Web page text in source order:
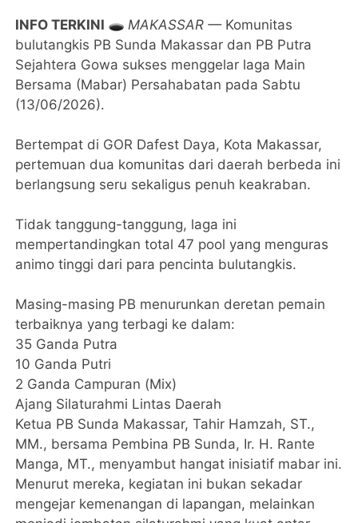
INFO TERKINI 🕳️MAKASSAR —Komunitas
bulutangkis PB Sunda Makassar dan PB Putra
Sejahtera Gowa sukses menggelar laga Main
Bersama (Mabar) Persahabatan pada Sabtu
(13/06/2026).
Bertempat di GOR Dafest Daya, Kota Makassar,
pertemuan dua komunitas dari daerah berbeda ini
berlangsung seru sekaligus penuh keakraban.
​Tidak tanggung-tanggung, laga ini
mempertandingkan total 47 pool yang menguras
animo tinggi dari para pencinta bulutangkis.
Masing-masing PB menurunkan deretan pemain
terbaiknya yang terbagi ke dalam:
​35 Ganda Putra
​10 Ganda Putri
​2 Ganda Campuran (Mix)
​Ajang Silaturahmi Lintas Daerah
​Ketua PB Sunda Makassar, Tahir Hamzah, ST.,
MM., bersama Pembina PB Sunda, Ir. H. Rante
Manga, MT., menyambut hangat inisiatif mabar ini.
Menurut mereka, kegiatan ini bukan sekadar
mengejar kemenangan di lapangan, melainkan